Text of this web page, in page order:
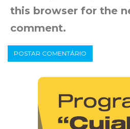
this browser for the
comment.